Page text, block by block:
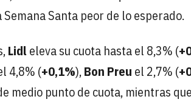
Santa peor de lo esperado.
Lidleleva su cuota hasta el 8,3% (
4,8% (+0,1%),Bon Preu el 2,7% (
medio punto de cuota, mientras que